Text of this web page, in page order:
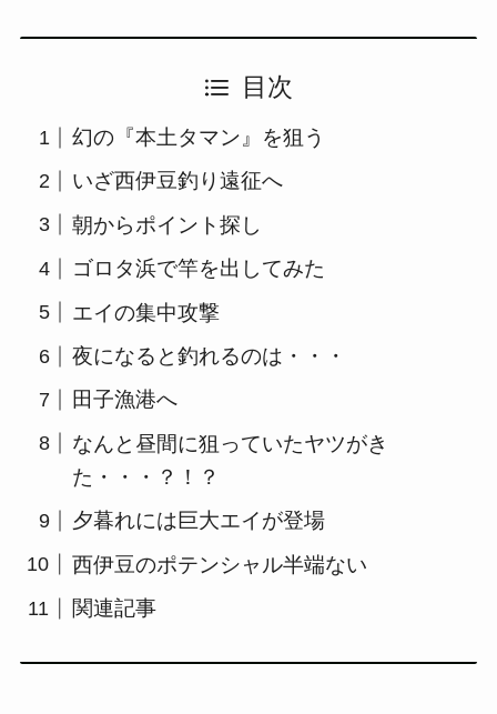
目次
幻の『本土タマン』を狙う
いざ西伊豆釣り遠征へ
朝からポイント探し
ゴロタ浜で竿を出してみた
エイの集中攻撃
夜になると釣れるのは・・・
田子漁港へ
なんと昼間に狙っていたヤツがき
た・・・？！？
夕暮れには巨大エイが登場
西伊豆のポテンシャル半端ない
関連記事